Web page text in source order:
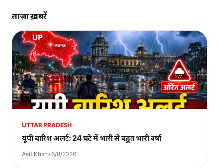
ताज़ा ख़बरें
UTTAR PRADESH
यूपी बारिश अलर्ट: 24 घंटे में भारी से बहुत भारी वर्षा
Asif Khan•6/8/2026